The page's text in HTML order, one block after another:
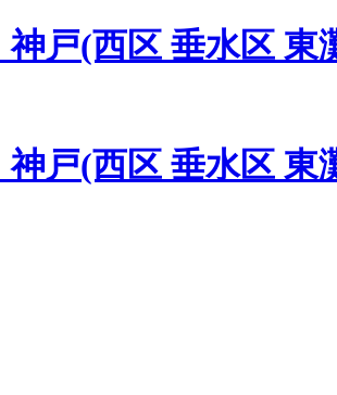
戸(西区 垂水区 東
戸(西区 垂水区 東